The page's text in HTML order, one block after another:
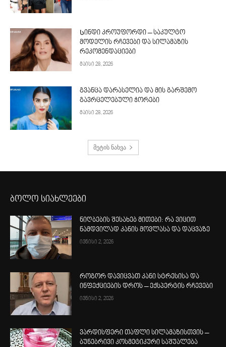
Სინდი კროუფორდი – საკულტო
მოდელის რჩევები და სილამაზის
რეკომენდაციები
მაისი 28, 2026
გვანცა დარასელია და მის გარშემო
გავრცელებული ჭორები
მაისი 28, 2026
მეტის ნახვა
ბოლო სიახლეები
ნიღბების შესახებ მითები: რა ვიცით
ნამდვილად კანის მოვლასა და დაცვაზე
ივნისი 2, 2026
როგორ დავიცვათ კანი სტრესისა და
ინფექციების დროს – ექსპერტის რჩევები
ივნისი 2, 2026
ვარდისფერი თაფლი სილამაზისთვის –
ბუნებრივი კოსმეტიკური საშუალება